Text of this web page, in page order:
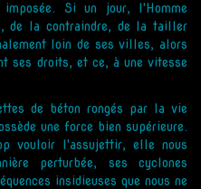
Si un jour, l'Homme
de la contraindre, de la tailler
loin de ses villes, alors
ses droits, et ce, à une vitesse
de béton rongés par la vie
une force bien supérieure.
vouloir l'assujettir, elle nous
perturbée, ses cyclones
insidieuses que nous ne